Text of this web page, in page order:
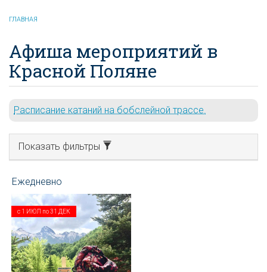
ГЛАВНАЯ
Афиша мероприятий в
Красной Поляне
Расписание катаний на бобслейной трассе.
Показать фильтры
с 1 ИЮЛ по31 ДЕК